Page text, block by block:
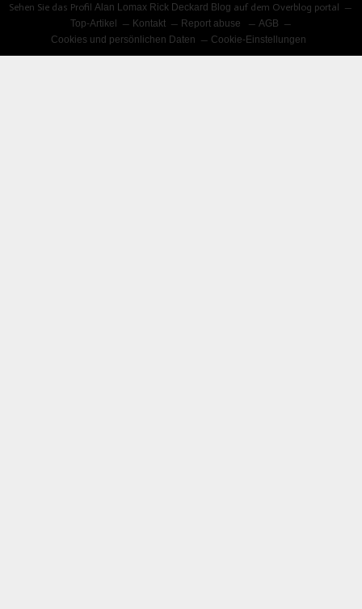
Sehen Sie das ProfilAlan Lomax Rick Deckard Blog auf dem Overblog portal
Top-Artikel
Kontakt Report abuse
AGB
Cookies und persönlichen Daten
Cookie-Einstellungen